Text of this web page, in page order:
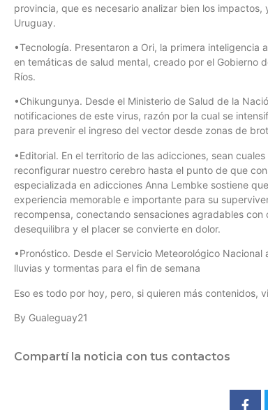
provincia, que es necesario analizar bien los
Uruguay.
•Tecnología. Presentaron a Ori, la primera
en temáticas de salud mental, creado por el Gobierno
Ríos.
•Chikungunya. Desde el Ministerio de Salud de la
notificaciones de este virus, razón por la cual se
para prevenir el ingreso del vector desde zonas de
•Editorial. En el territorio de las adicciones, sean
reconfigurar nuestro cerebro hasta el punto de que
especializada en adicciones Anna Lembke sostiene
experiencia memorable e importante para su
recompensa, conectando sensaciones agradables
desequilibra y el placer se convierte en dolor.
•Pronóstico. Desde el Servicio Meteorológico
lluvias y tormentas para el fin de semana
Eso es todo por hoy, pero, si quieren más contenidos,
By Gualeguay21
Compartí la noticia con tus contactos